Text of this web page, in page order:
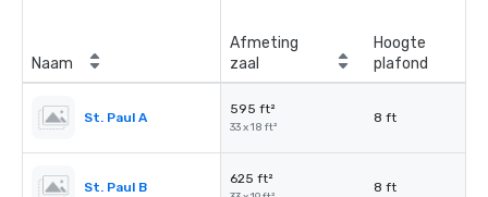
Naam
Afmeting
zaal
Hoogte
plafond
St. Paul A
595 ft²
33 x 18 ft²
8 ft
St. Paul B
625 ft²
8 ft